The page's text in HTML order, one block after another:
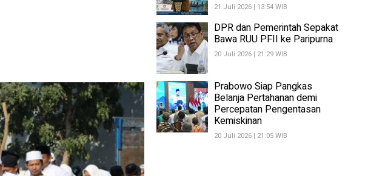
21 Juli 2026 | 13:54 WIB
DPR dan Pemerintah Sepakat
Bawa RUU PFII ke Paripurna
20 Juli 2026 | 21:29 WIB
Prabowo Siap Pangkas
Belanja Pertahanan demi
Percepatan Pengentasan
Kemiskinan
20 Juli 2026 | 21:05 WIB